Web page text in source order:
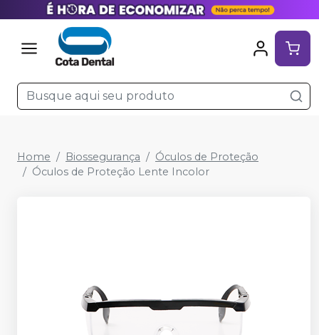
Home Biossegurança
Óculos de Proteção
Óculos de Proteção Lente Incolor